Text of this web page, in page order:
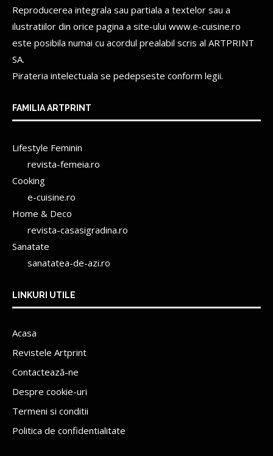
Reproducerea integrala sau partiala a textelor sau a
ilustratiilor din orice pagina a site-ului www.e-cuisine.ro
este posibila numai cu acordul prealabil scris al ARTPRINT
SA.
Pirateria intelectuala se pedepseste conform legii.
FAMILIA ARTPRINT
Lifestyle Feminin
revista-femeia.ro
Cooking
e-cuisine.ro
Home & Deco
revista-casasigradina.ro
Sanatate
sanatatea-de-azi.ro
LINKURI UTILE
Acasa
Revistele Artprint
Contactează-ne
Despre cookie-uri
Termeni si conditii
Politica de confidentialitate